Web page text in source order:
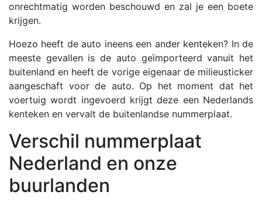
onrechtmatig worden beschouwd en zal je een boete
krijgen.
Hoezo heeft de auto ineens een ander kenteken? In de
meeste gevallen is de auto geïmporteerd vanuit het
buitenland en heeft de vorige eigenaar de milieusticker
aangeschaft voor de auto. Op het moment dat het
voertuig wordt ingevoerd krijgt deze een Nederlands
kenteken en vervalt de buitenlandse nummerplaat.
Verschil nummerplaat
Nederland en onze
buurlanden